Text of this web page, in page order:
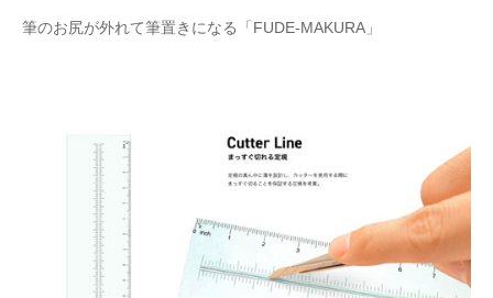
筆のお尻が外れて筆置きになる「FUDE-MAKURA」